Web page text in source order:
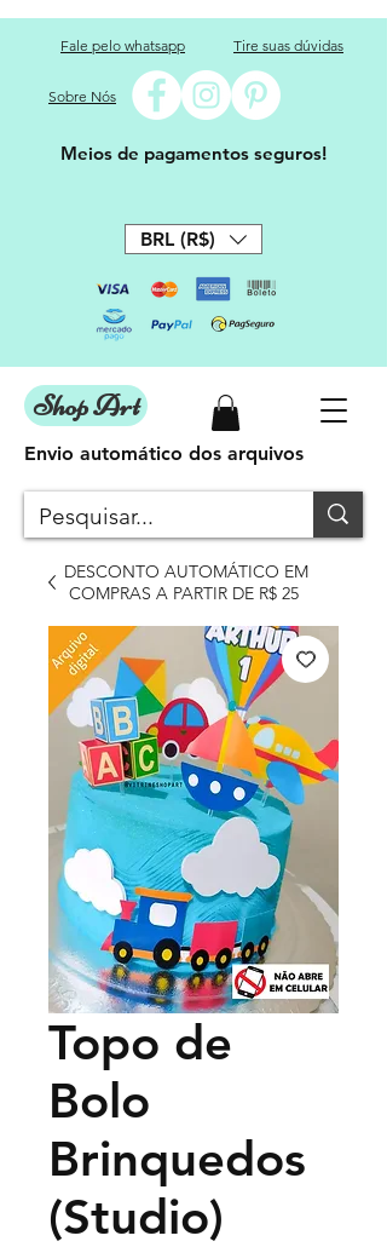
Fale pelo whatsapp Tire suas dúvidas
Sobre Nós
Meios de pagamentos seguros!
BRL (R$)
Shop Art
DESCONTO AUTOMÁTICO EM
COMPRAS A PARTIR DE R$ 25
Envio automático dos arquivos
Topo de
Bolo
Brinquedos
(Studio)